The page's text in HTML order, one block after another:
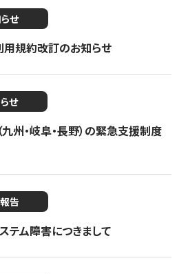
せ
用規約改訂のお知らせ
せ
州・岐阜・長野）の緊急支援制度
告
テム障害につきまして